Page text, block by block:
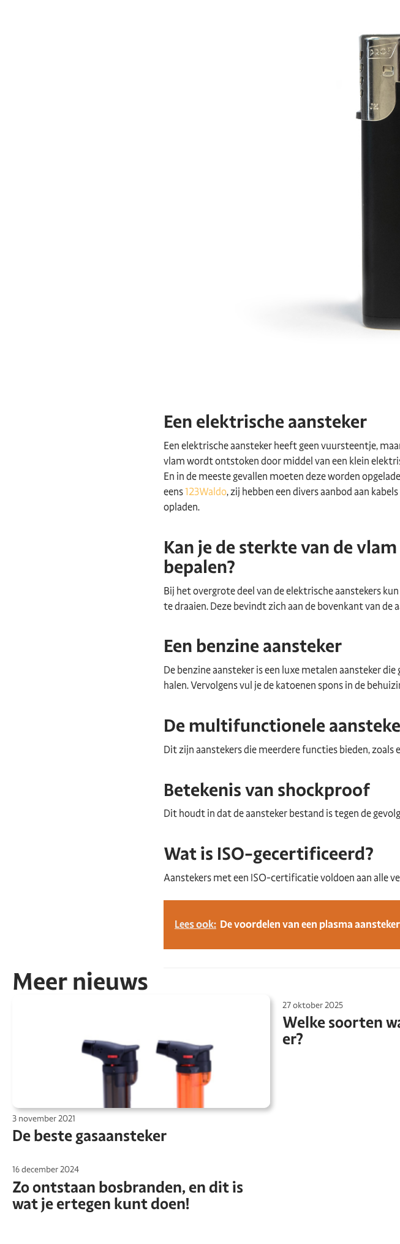
Een elektrische aansteker
Een elektrische aansteker heeft geen vuursteentje,
vlam wordt ontstoken door middel van een klein
En in de meeste gevallen moeten deze worden
eens123Waldo, zij hebben een divers aanbod aan
opladen.
Kan je de sterkte van de
bepalen?
Bij het overgrote deel van de elektrische aanstekers
te draaien. Deze bevindt zich aan de bovenkant van de
Een benzine aansteker
De benzine aansteker is een luxe metalen aansteker
halen. Vervolgens vul je de katoenen spons in de
De multifunctionele
Dit zijn aanstekers die meerdere functies bieden, zoals
Betekenis van shockproof
Dit houdt in dat de aansteker bestand is tegen de
Wat is ISO-gecertificeerd?
Aanstekers met een ISO-certificatie voldoen aan alle
Lees ook: De voordelen van een plasma aansteker
Meer nieuws
3 november 2021
De beste gasaansteker
27 oktober 2025
Welke soorten
er?
16 december 2024
Zo ontstaan bosbranden, en dit is
wat je ertegen kunt doen!